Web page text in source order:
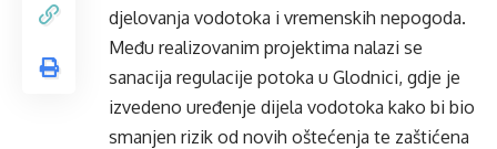
djelovanja vodotoka i vremenskih nepogoda.
Među realizovanim projektima nalazi se
sanacija regulacije potoka u Glodnici, gdje je
izvedeno uređenje dijela vodotoka kako bi bio
smanjen rizik od novih oštećenja te zaštićena